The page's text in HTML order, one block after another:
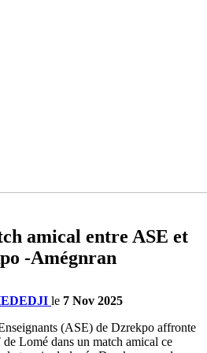
amical entre ASE et
-Amégnran
le 7 Nov 2025
(ASE) de Dzrekpo affronte
Lomé dans un match amical ce